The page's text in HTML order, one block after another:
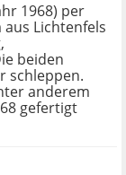
1968) per
Lichtenfels
beiden
schleppen.
anderem
gefertigt